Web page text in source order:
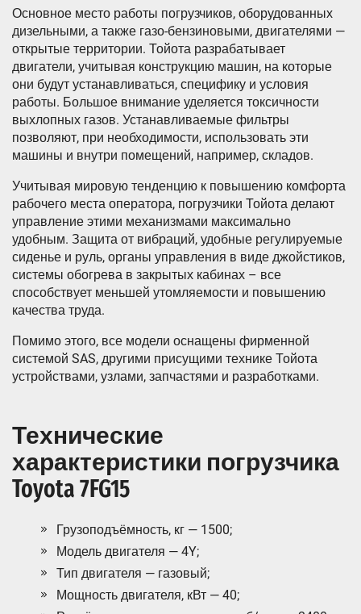
Основное место работы погрузчиков, оборудованных
дизельными, а также газо-бензиновыми, двигателями —
открытые территории. Тойота разрабатывает
двигатели, учитывая конструкцию машин, на которые
они будут устанавливаться, специфику и условия
работы. Большое внимание уделяется токсичности
выхлопных газов. Устанавливаемые фильтры
позволяют, при необходимости, использовать эти
машины и внутри помещений, например, складов.
Учитывая мировую тенденцию к повышению комфорта
рабочего места оператора, погрузчики Тойота делают
управление этими механизмами максимально
удобным. Защита от вибраций, удобные регулируемые
сиденье и руль, органы управления в виде джойстиков,
системы обогрева в закрытых кабинах – все
способствует меньшей утомляемости и повышению
качества труда.
Помимо этого, все модели оснащены фирменной
системой SAS, другими присущими технике Тойота
устройствами, узлами, запчастями и разработками.
Технические
характеристики погрузчика
Toyota 7FG15
Грузоподъёмность, кг — 1500;
Модель двигателя — 4Y;
Тип двигателя — газовый;
Мощность двигателя, кВт — 40;